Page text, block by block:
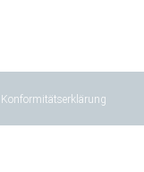
Konformitätserklärung